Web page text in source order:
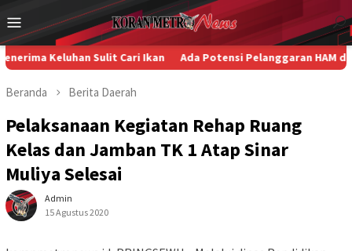
ke
konten
Menu
Mobile
Sulit Cari Ikan Ada Potensi Pelanggaran HAM dan
Beranda Berita Daerah
Pelaksanaan Kegiatan Rehap Ruang
Kelas dan Jamban TK 1 Atap Sinar
Muliya Selesai
Admin
15 Agustus 2020